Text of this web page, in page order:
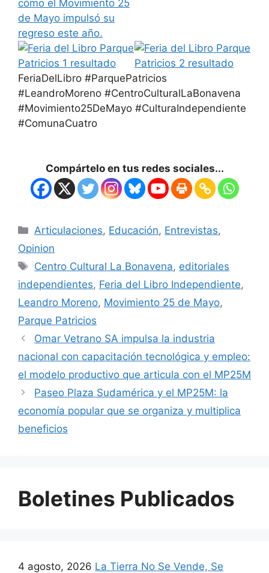
FeriaDelLibro #ParquePatricios
#LeandroMoreno #CentroCulturalLaBonavena
#Movimiento25DeMayo #CulturaIndependiente
#ComunaCuatro
Compártelo en tus redes sociales...
Articulaciones, Educación, Entrevistas,
Opinion
Centro Cultural La Bonavena, editoriales
independientes, Feria del Libro Independiente,
Leandro Moreno, Movimiento 25 de Mayo,
Parque Patricios
Omar Vetrano SA impulsa la industria
nacional con capacitación tecnológica y empleo:
el modelo productivo que articula con el MP25M
Paseo Plaza Sudamérica y el MP25M: la
economía popular que se organiza y multiplica
beneficios
Boletines Publicados
4 agosto, 2026 La Tierra No Se Vende, Se